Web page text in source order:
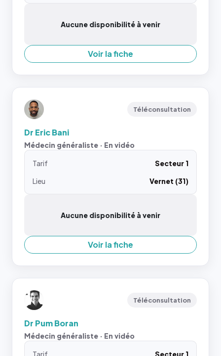
Aucune disponibilité à venir
Voir la fiche
Téléconsultation
Dr Eric Bani
Médecin généraliste · En vidéo
Tarif
Secteur 1
Lieu
Vernet (31)
Aucune disponibilité à venir
Voir la fiche
Téléconsultation
Dr Pum Boran
Médecin généraliste · En vidéo
Tarif
Secteur 1